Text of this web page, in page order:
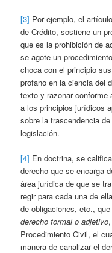
[3] Por ejemplo, el
de Crédito, sostiene un
que es la prohibición de
se agote un
choca con el principio
profano en la ciencia del
texto y razonar conforme
a los principios jurídicos
sobre la trascendencia
legislación.
[4] En doctrina, se
derecho que se encarga
área jurídica de que se
regir para cada una de
de obligaciones, etc.,
derecho formal o adjetivo
Procedimiento Civil, el
manera de canalizar el